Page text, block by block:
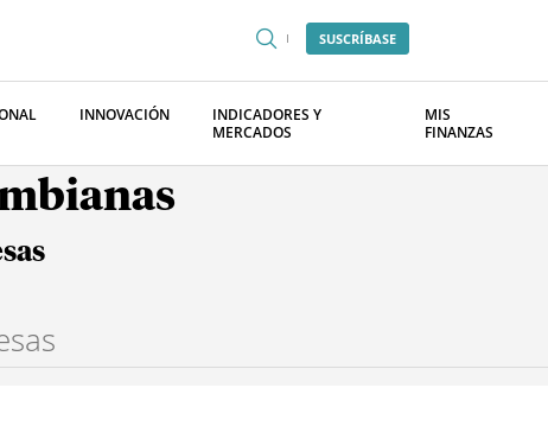
SUSCRÍBASE
INNOVACIÓN
INDICADORES Y
MERCADOS
MIS
FINANZAS